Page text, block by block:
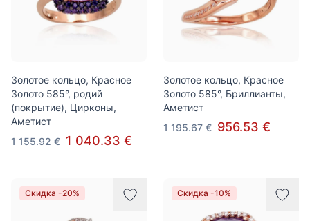
Золотое кольцо, Красное
Золото 585°, родий
(покрытие), Цирконы,
Аметист
1 155.92 € 1 040.33 €
Золотое кольцо, Красное
Золото 585°, Бриллианты,
Аметист
1 195.67 € 956.53 €
Скидка -20% Скидка -10%